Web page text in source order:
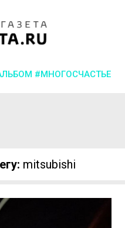
#МНОГОСЧАСТЬЕ
mitsubishi